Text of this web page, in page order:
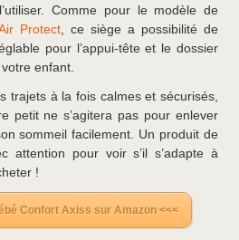
Comme pour le modèle de
Protect, ce siège a possibilité de
pour l’appui-tête et le dossier
enfant.
trajets à la fois calmes et sécurisés,
petit ne s’agitera pas pour enlever
sommeil facilement. Un produit de
attention pour voir s’il s’adapte à
!
Confort Axiss sur Amazon <<<